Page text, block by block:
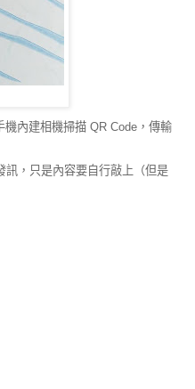
內建相機掃描 QR Code，傳輸
訊，只是內容要自行敲上（但是